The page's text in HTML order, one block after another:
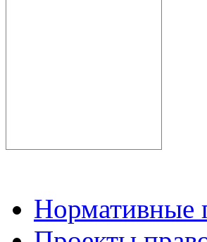
Нормативные